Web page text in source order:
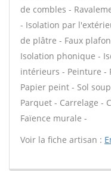
de combles -
- Isolation par
de plâtre - Faux
Isolation phonique -
intérieurs - Peinture -
Papier peint - Sol
Parquet - Carrelage -
Faïence murale -
Voir la fiche artisan :